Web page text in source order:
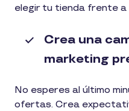
elegir tu tienda frente a
Crea una
marketing
No esperes al último
ofertas. Crea